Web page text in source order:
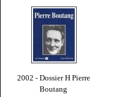
2002 - Dossier H Pierre
Boutang